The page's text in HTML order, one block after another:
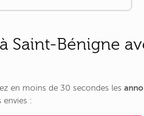
séjour, bénéficiant d'une exposition plein
Saint-Bénigne
en moins de 30 secondes les
envies :